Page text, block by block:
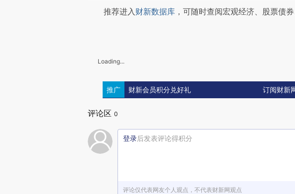
推荐进入财新数据库 ，可随时查阅宏观经济、股票债
Loading...
推广 财新会员积分兑好礼 订阅财新
评论区 0
登录后发表评论得积分
评论仅代表网友个人观点，不代表财新网观点